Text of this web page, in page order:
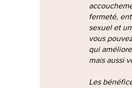
fermeté,
sexuel et
vous
qui
mais aussi
Les